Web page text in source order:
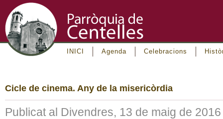
INICI Agenda Celebracions
Cicle de cinema. Any de la misericòrdia
Publicat al Divendres, 13 de maig de 2016